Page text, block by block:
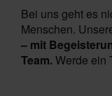
Bei uns geht es
Menschen.
– mit
Team.Werde ein